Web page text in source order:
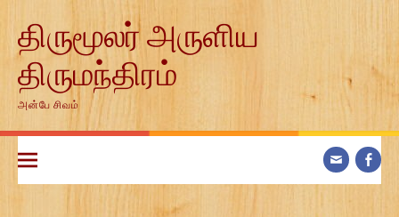
contentதிருமூலர் அருளிய
திருமந்திரம்
அன்பே சிவம்